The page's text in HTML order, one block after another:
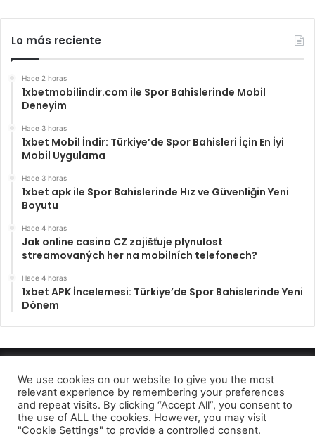
Lo más reciente
Hace 2 horas
1xbetmobilindir.com ile Spor Bahislerinde Mobil
Deneyim
Hace 3 horas
1xbet Mobil İndir: Türkiye’de Spor Bahisleri İçin En İyi
Mobil Uygulama
Hace 3 horas
1xbet apk ile Spor Bahislerinde Hız ve Güvenliğin Yeni
Boyutu
Hace 4 horas
Jak online casino CZ zajišťuje plynulost
streamovaných her na mobilních telefonech?
Hace 4 horas
1xbet APK İncelemesi: Türkiye’de Spor Bahislerinde Yeni
Dönem
Enfocando los hechos 2022
Aviso de privcidad
Facebook
TwitterTelegram
We use cookies on our website to give you the most
relevant experience by remembering your preferences
and repeat visits. By clicking “Accept All”, you consent to
the use of ALL the cookies. However, you may visit
"Cookie Settings" to provide a controlled consent.